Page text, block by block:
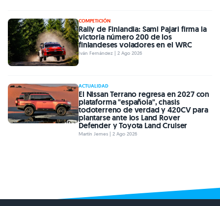
COMPETICIÓN
Rally de Finlandia: Sami Pajari firma la
victoria número 200 de los
finlandeses voladores en el WRC
Iván Fernández | 2 Ago 2026
ACTUALIDAD
El Nissan Terrano regresa en 2027 con
plataforma "española", chasis
todoterreno de verdad y 420CV para
plantarse ante los Land Rover
Defender y Toyota Land Cruiser
Martín Jemes | 2 Ago 2026